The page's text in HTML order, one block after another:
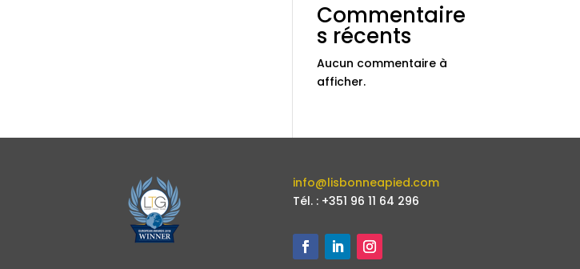
Commentaire
s récents
Aucun commentaire à
afficher.
info@lisbonneapied.com
Tél. : +351 96 11 64 296